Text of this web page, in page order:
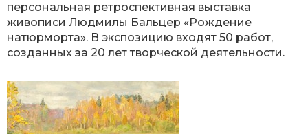
персональная ретроспективная выставка
живописи Людмилы Бальцер «Рождение
натюрморта». В экспозицию входят 50 работ,
созданных за 20 лет творческой деятельности.